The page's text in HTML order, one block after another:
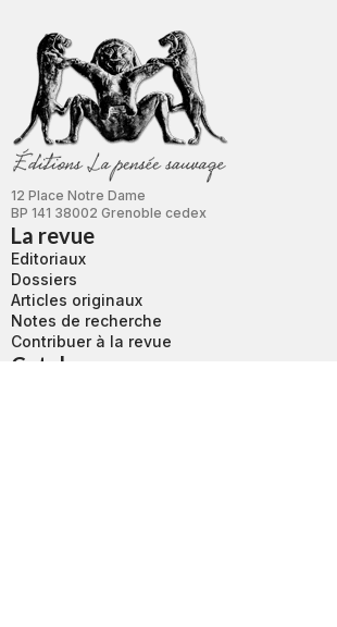
12 Place Notre Dame
BP 141 38002 Grenoble cedex
La revue
Editoriaux
Dossiers
Articles originaux
Notes de recherche
Contribuer à la revue
Catalogue